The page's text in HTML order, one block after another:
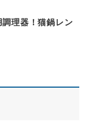
理器！猫鍋レン